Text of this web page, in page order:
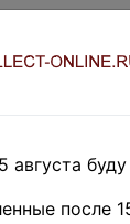
буду
после